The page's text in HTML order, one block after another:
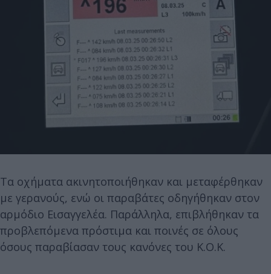
Τα οχήματα ακινητοποιήθηκαν και μεταφέρθηκαν
με γερανούς, ενώ οι παραβάτες οδηγήθηκαν στον
αρμόδιο Εισαγγελέα. Παράλληλα, επιβλήθηκαν τα
προβλεπόμενα πρόστιμα και ποινές σε όλους
όσους παραβίασαν τους κανόνες του Κ.Ο.Κ.